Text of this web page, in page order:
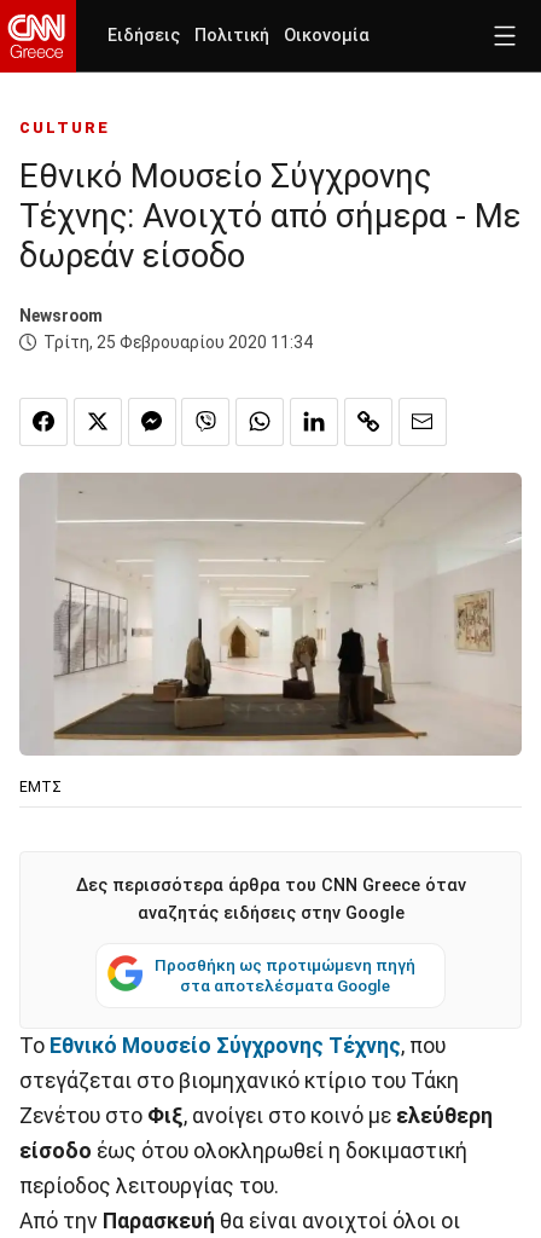
Ειδήσεις Πολιτική Οικονομία
CULTURE
Εθνικό Μουσείο Σύγχρονης
Τέχνης: Ανοιχτό από σήμερα - Με
δωρεάν είσοδο
Newsroom
Τρίτη, 25 Φεβρουαρίου 2020 11:34
ΕΜΤΣ
Δες περισσότερα άρθρα του CNN Greece όταν
αναζητάς ειδήσεις στην Google
Προσθήκη ως προτιμώμενη πηγή
στα αποτελέσματα Google
Το Εθνικό Μουσείο Σύγχρονης Τέχνης, που
στεγάζεται στο βιομηχανικό κτίριο του Τάκη
Ζενέτου στο Φιξ, ανοίγει στο κοινό με ελεύθερη
είσοδο έως ότου ολοκληρωθεί η δοκιμαστική
περίοδος λειτουργίας του.
Από την Παρασκευή θα είναι ανοιχτοί όλοι οι